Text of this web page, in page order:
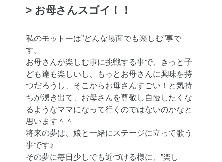
> お母さんスゴイ！！
私のモットーは”どんな場面でも楽しむ”事で
す。
お母さんが楽しむ事に挑戦する事で、きっと子
ども達も楽しいし、もっとお母さんに興味を持
つだろうし、そこからお母さんすごい！と気持
ちが湧き出て、お母さんを尊敬し自慢したくな
るようなママになって行くのではないのかなと
思います＾＾
将来の夢は、娘と一緒にステージに立って歌う
事です♪
その夢に毎日少しでも近づける様に、”楽し